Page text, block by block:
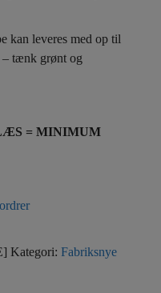
kan leveres med op til
– tænk grønt og
= MINIMUM
Kategori: Fabriksnye